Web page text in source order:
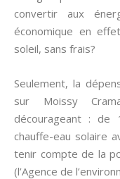
convertir aux
économique en
soleil, sans frais?
Seulement, la
sur Moissy
décourageant :
chauffe-eau solaire
tenir compte de la
(l’Agence de